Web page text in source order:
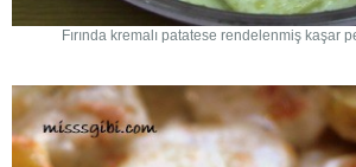
Fırında kremalı patatese rendelenmiş kaşar